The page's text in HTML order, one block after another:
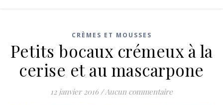
CRÈMES ET MOUSSES
Petits bocaux crémeux à la
cerise et au mascarpone
12 janvier 2016 /Aucun commentaire